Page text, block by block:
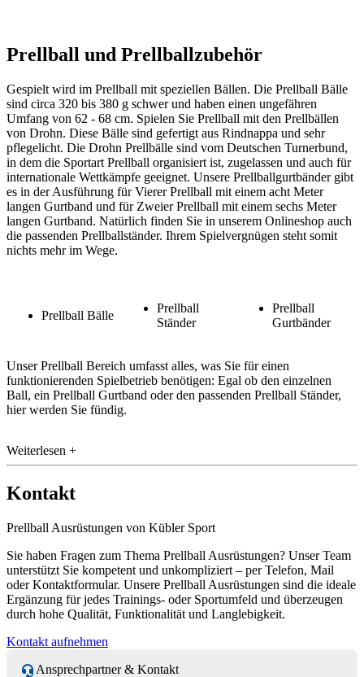
Prellball und Prellballzubehör
Gespielt wird im Prellball mit speziellen Bällen. Die Prellball Bälle
sind circa 320 bis 380 g schwer und haben einen ungefähren
Umfang von 62 - 68 cm. Spielen Sie Prellball mit den Prellbällen
von Drohn. Diese Bälle sind gefertigt aus Rindnappa und sehr
pflegelicht. Die Drohn Prellbälle sind vom Deutschen Turnerbund,
in dem die Sportart Prellball organisiert ist, zugelassen und auch für
internationale Wettkämpfe geeignet. Unsere Prellballgurtbänder gibt
es in der Ausführung für Vierer Prellball mit einem acht Meter
langen Gurtband und für Zweier Prellball mit einem sechs Meter
langen Gurtband. Natürlich finden Sie in unserem Onlineshop auch
die passenden Prellballständer. Ihrem Spielvergnügen steht somit
nichts mehr im Wege.
Prellball Bälle
Prellball
Ständer
Prellball
Gurtbänder
Unser Prellball Bereich umfasst alles, was Sie für einen
funktionierenden Spielbetrieb benötigen: Egal ob den einzelnen
Ball, ein Prellball Gurtband oder den passenden Prellball Ständer,
hier werden Sie fündig.
Weiterlesen +
Kontakt
Prellball Ausrüstungen von Kübler Sport
Sie haben Fragen zum Thema Prellball Ausrüstungen? Unser Team
unterstützt Sie kompetent und unkompliziert – per Telefon, Mail
oder Kontaktformular. Unsere Prellball Ausrüstungen sind die ideale
Ergänzung für jedes Trainings- oder Sportumfeld und überzeugen
durch hohe Qualität, Funktionalität und Langlebigkeit.
Kontakt aufnehmen
Ansprechpartner & Kontakt